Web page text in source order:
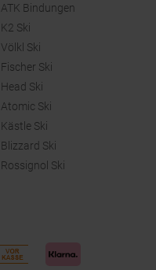
ATK Bindungen
K2 Ski
Völkl Ski
Fischer Ski
Head Ski
Atomic Ski
Kästle Ski
Blizzard Ski
Rossignol Ski